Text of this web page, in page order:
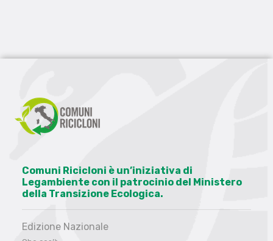
Comuni Ricicloni è un’iniziativa di
Legambiente con il patrocinio del Ministero
della Transizione Ecologica.
Edizione Nazionale